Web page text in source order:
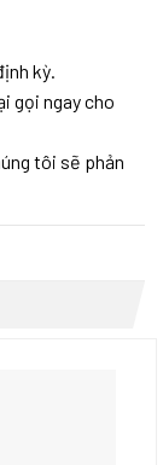
kỳ.
gọi ngay cho
tôi sẽ phản